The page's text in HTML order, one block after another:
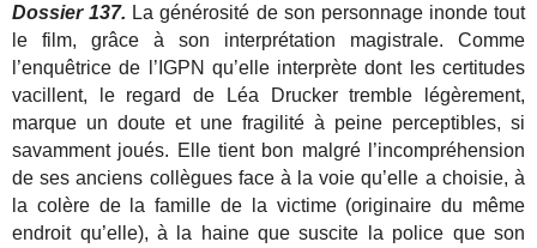
Dossier 137. La générosité de son personnage inonde tout
le film, grâce à son interprétation magistrale. Comme
l’enquêtrice de l’IGPN qu’elle interprète dont les certitudes
vacillent, le regard de Léa Drucker tremble légèrement,
marque un doute et une fragilité à peine perceptibles, si
savamment joués. Elle tient bon malgré l’incompréhension
de ses anciens collègues face à la voie qu’elle a choisie, à
la colère de la famille de la victime (originaire du même
endroit qu’elle), à la haine que suscite la police que son